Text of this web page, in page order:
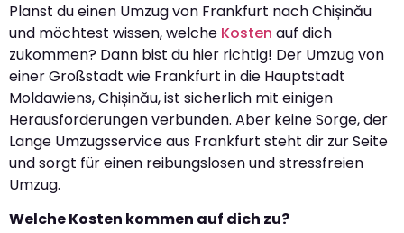
Planst du einen Umzug von Frankfurt nach Chișinău
und möchtest wissen, welche Kosten auf dich
zukommen? Dann bist du hier richtig! Der Umzug von
einer Großstadt wie Frankfurt in die Hauptstadt
Moldawiens, Chișinău, ist sicherlich mit einigen
Herausforderungen verbunden. Aber keine Sorge, der
Lange Umzugsservice aus Frankfurt steht dir zur Seite
und sorgt für einen reibungslosen und stressfreien
Umzug.
Welche Kosten kommen auf dich zu?